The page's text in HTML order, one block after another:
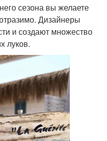
сезона вы желаете
Дизайнеры
и создают множество
луков.